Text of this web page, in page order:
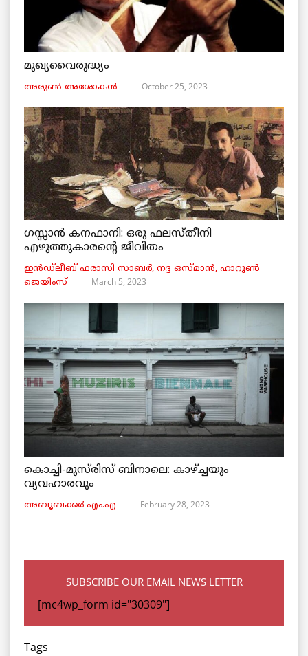
മുഖ്യവൈരുദ്ധ്യം
അരുണ്‍ അശോകൻ October 25, 2023
ഗസ്സാൻ കനഫാനി: ഒരു ഫലസ്തീനി
എഴുത്തുകാരന്റെ ജീവിതം
ഇൻഡ്ലീബ് ​​ഫരാസി സാബർ, നദ്ദ ഒസ്മാൻ, ഹാറൂൺ
ജെയിംസ്
March 5, 2023
കൊച്ചി-മുസ്‌രിസ് ബിനാലെ: കാഴ്ച്ചയും
വ്യവഹാരവും
അബൂബക്കർ എം.എ February 28, 2023
SUBSCRIBE OUR EMAIL NEWS LETTER
[mc4wp_form id="30309"]
Tags